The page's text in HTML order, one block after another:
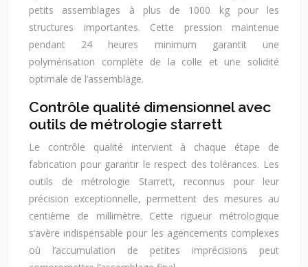
petits assemblages à plus de 1000 kg pour les
structures importantes. Cette pression maintenue
pendant 24 heures minimum garantit une
polymérisation complète de la colle et une solidité
optimale de l’assemblage.
Contrôle qualité dimensionnel avec
outils de métrologie starrett
Le contrôle qualité intervient à chaque étape de
fabrication pour garantir le respect des tolérances. Les
outils de métrologie Starrett, reconnus pour leur
précision exceptionnelle, permettent des mesures au
centième de millimètre. Cette rigueur métrologique
s’avère indispensable pour les agencements complexes
où l’accumulation de petites imprécisions peut